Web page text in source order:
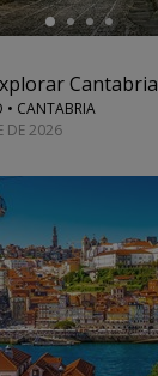
Cantabria
• CANTABRIA
DE 2026